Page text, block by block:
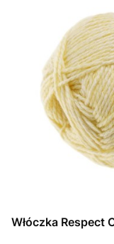
Włóczka Respect